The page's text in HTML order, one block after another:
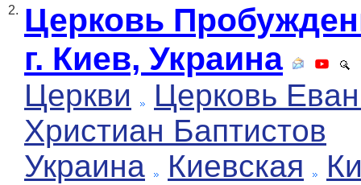
2. Церковь
г. Киев, Украина
Церкви
Церковь
Христиан Баптистов
Украина
Киевская